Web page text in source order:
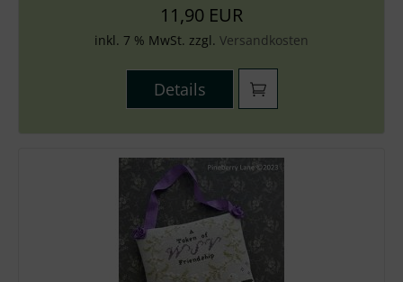
11,90 EUR
inkl. 7 % MwSt. zzgl. Versandkosten
Details